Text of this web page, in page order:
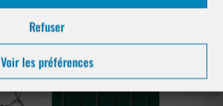
Refuser
Voir les préférences